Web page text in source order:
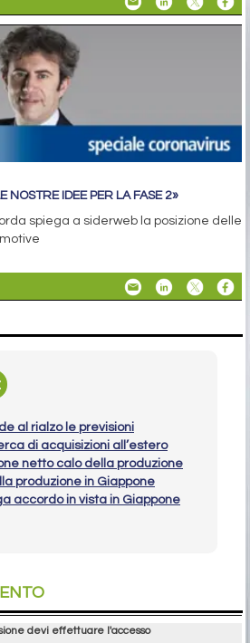
NOSTRE IDEE PER LA FASE 2»
spiega a siderweb la posizione delle
al rialzo le previsioni
di acquisizioni all’estero
netto calo della produzione
produzione in Giappone
accordo in vista in Giappone
devi effettuare l'accesso